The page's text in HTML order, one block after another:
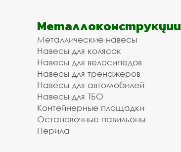
Металлоконструкции
Металлические навесы
Навесы для колясок
Навесы для велосипедов
Навесы для тренажеров
Навесы для автомобилей
Навесы для ТБО
Контейнерные площадки
Остановочные павильоны
Перила